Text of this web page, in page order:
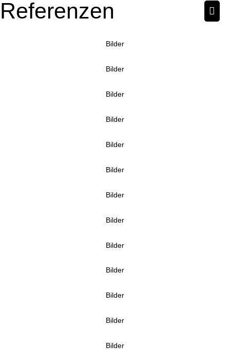
Referenzen
Bilder
Bilder
Bilder
Bilder
Bilder
Bilder
Bilder
Bilder
Bilder
Bilder
Bilder
Bilder
Bilder